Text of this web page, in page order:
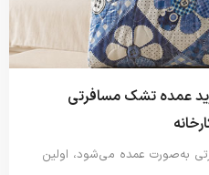
عمده تشک مسافرتی
به‌صورت عمده می‌شود، اولین